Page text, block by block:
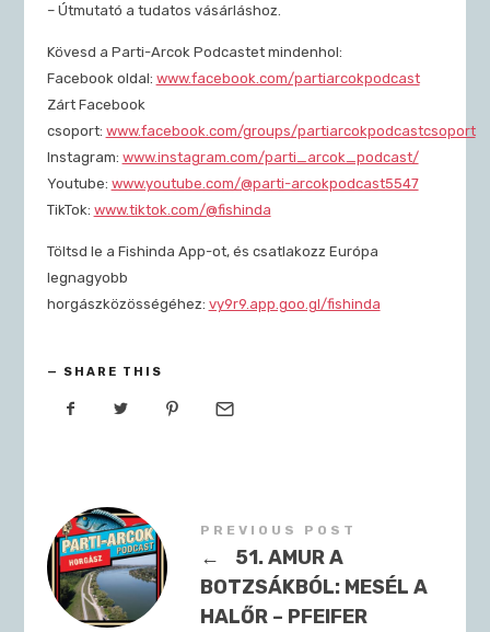
– Útmutató a tudatos vásárláshoz.
Kövesd a Parti-Arcok Podcastet mindenhol:
Facebook oldal: www.facebook.com/partiarcokpodcast
Zárt Facebook
csoport: www.facebook.com/groups/partiarcokpodcastcsoport
Instagram: www.instagram.com/parti_arcok_podcast/
Youtube: www.youtube.com/@parti-arcokpodcast5547
TikTok: www.tiktok.com/@fishinda
Töltsd le a Fishinda App-ot, és csatlakozz Európa
legnagyobb
horgászközösségéhez: vy9r9.app.goo.gl/fishinda
SHARE THIS
PREVIOUS POST
←
51. AMUR A
BOTZSÁKBÓL: MESÉL A
HALŐR – PFEIFER